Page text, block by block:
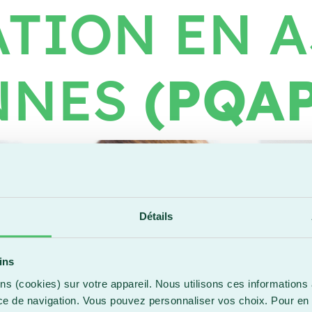
Détails
(cookies) sur votre appareil. Nous utilisons ces informations
de navigation. Vous pouvez personnaliser vos choix. Pour
EN